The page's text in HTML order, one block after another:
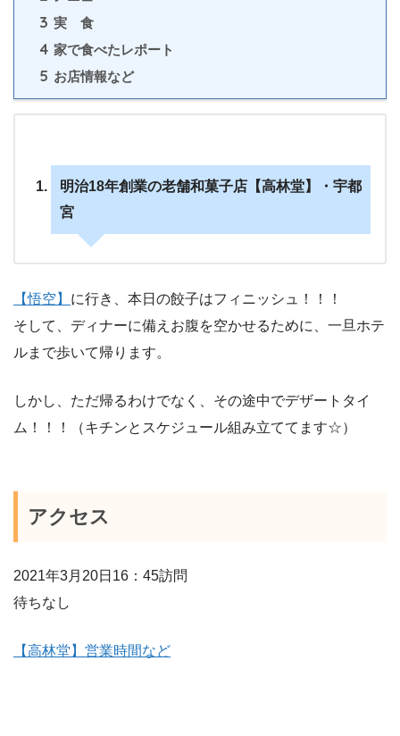
3 実 食
4 家で食べたレポート
5 お店情報など
明治18年創業の老舗和菓子店【高林堂】・宇都
宮
【悟空】 に行き、本日の餃子はフィニッシュ！！！
そして、ディナーに備えお腹を空かせるために、一旦ホテ
ルまで歩いて帰ります。
しかし、ただ帰るわけでなく、その途中でデザートタイ
ム！！！（キチンとスケジュール組み立ててます☆）
アクセス
2021年3月20日16：45訪問
待ちなし
【高林堂】営業時間など